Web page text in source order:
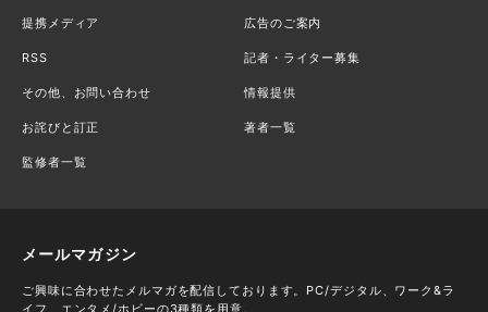
提携メディア 広告のご案内
RSS 記者・ライター募集
その他、お問い合わせ 情報提供
お詫びと訂正 著者一覧
監修者一覧
メールマガジン
ご興味に合わせたメルマガを配信しております。PC/デジタル、ワーク&ラ